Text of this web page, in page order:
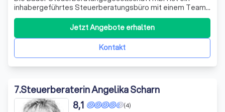
inhaber­geführtes Steuer­beratungs­büro mit einem Team
von Steuerfach­angestellten, Steuerfach­wirten und
Bilanz­buchhaltern unter der Leitung von Diplom-
Betriebswirtin (BA) Kerstin Bader, Steuer­beraterin und
Fach­beraterin Gesundheits­wesen (IBG I
Kontakt
Jetzt Angebote erhalten
7.Steuerberaterin Angelika Scharn
(4)
8,1